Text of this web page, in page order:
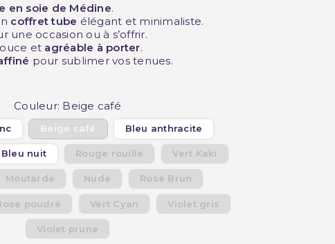
(1 avis)
en soie de Médine.
coffret tube élégant et minimaliste.
une occasion ou à s’offrir.
et agréable à porter.
pour sublimer vos tenues.
Couleur: Beige café
Beige café Bleu anthracite
Bleu nuit Rouge rouille Vert Kaki
Moutarde Nude Rose Brun
poudré Vert Cyan Violet gris
Violet prune